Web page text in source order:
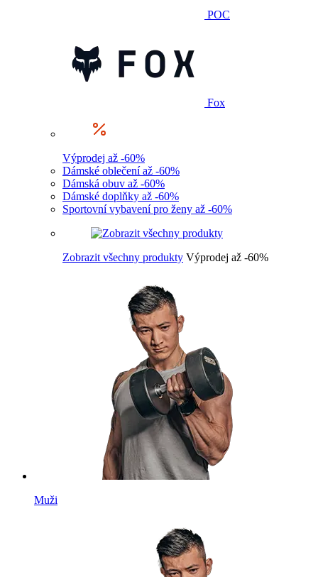
POC
Fox
Výprodej až -60%
Dámské oblečení až -60%
Dámská obuv až -60%
Dámské doplňky až -60%
Sportovní vybavení pro ženy až -60%
Zobrazit všechny produkty Výprodej až -60%
Muži